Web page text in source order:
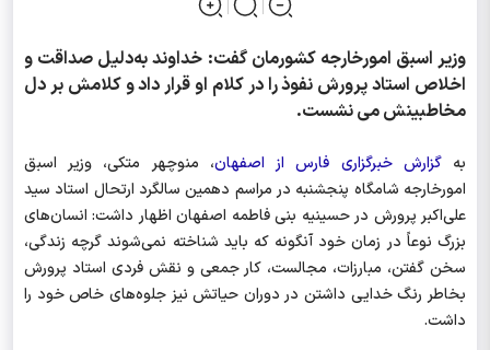
وزیر اسبق امورخارجه کشورمان گفت: خداوند به‌دلیل صداقت و
اخلاص استاد پرورش نفوذ را در کلام او قرار داد و کلامش بر دل
مخاطبینش می نشست.
بهگزارش خبرگزاری فارس از اصفهان، منوچهر متکی، وزیر اسبق
امورخارجه شامگاه پنجشنبه در مراسم دهمین سالگرد ارتحال استاد سید
علی‌اکبر پرورش در حسینیه بنی فاطمه اصفهان اظهار داشت: انسان‌های
بزرگ نوعاً در زمان خود آنگونه که باید شناخته نمی‌شوند گرچه زندگی،
سخن گفتن، مبارزات، مجالست، کار جمعی و نقش فردی استاد پرورش
بخاطر رنگ خدایی داشتن در دوران حیاتش نیز جلوه‌های خاص خود را
داشت.